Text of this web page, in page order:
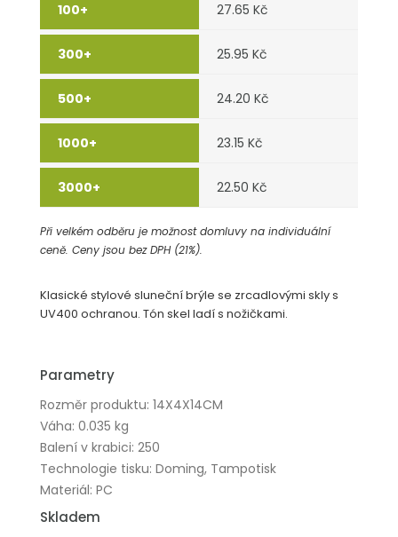
27.65 Kč
25.95 Kč
24.20 Kč
23.15 Kč
22.50 Kč
Při velkém odběru je možnost domluvy na individuální
ceně. Ceny jsou bez DPH (21%).
Klasické stylové sluneční brýle se zrcadlovými skly s
UV400 ochranou. Tón skel ladí s nožičkami.
Parametry
Rozměr produktu: 14X4X14CM
Váha: 0.035 kg
Balení v krabici: 250
Technologie tisku: Doming, Tampotisk
Materiál: PC
Skladem